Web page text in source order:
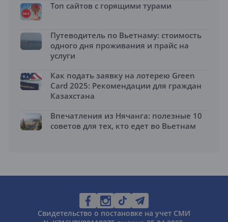
Топ сайтов с горящими турами
Путеводитель по Вьетнаму: стоимость
одного дня проживания и прайс на
услуги
Как подать заявку на лотерею Green
Card 2025: Рекомендации для граждан
Казахстана
Впечатления из Нячанга: полезные 10
советов для тех, кто едет во Вьетнам
Свидетельство о постановке на учет СМИ